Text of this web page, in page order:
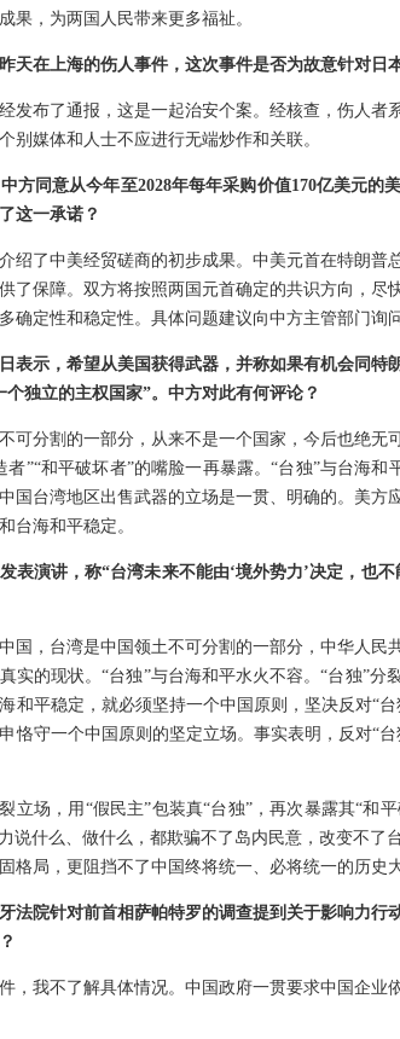
果，为两国人民带来更多福祉。
天在上海的伤人事件，这次事件是否为故意针对日
发布了通报，这是一起治安个案。经核查，伤人者
别媒体和人士不应进行无端炒作和关联。
方同意从今年至2028年每年采购价值170亿美元的
这一承诺？
绍了中美经贸磋商的初步成果。中美元首在特朗普
了保障。双方将按照两国元首确定的共识方向，尽
确定性和稳定性。具体问题建议向中方主管部门询问
表示，希望从美国获得武器，并称如果有机会同特
独立的主权国家”。中方对此有何评论？
可分割的一部分，从来不是一个国家，今后也绝无
”“和平破坏者”的嘴脸一再暴露。“台独”与台海和
国台湾地区出售武器的立场是一贯、明确的。美方
台海和平稳定。
表演讲，称“台湾未来不能由‘境外势力’决定，也
国，台湾是中国领土不可分割的一部分，中华人民
实的现状。“台独”与台海和平水火不容。“台独”分
和平稳定，就必须坚持一个中国原则，坚决反对“
恪守一个中国原则的坚定立场。事实表明，反对“
立场，用“假民主”包装真“台独”，再次暴露其“和
说什么、做什么，都欺骗不了岛内民意，改变不了
格局，更阻挡不了中国终将统一、必将统一的历史大
法院针对前首相萨帕特罗的调查提到关于影响力行
，我不了解具体情况。中国政府一贯要求中国企业